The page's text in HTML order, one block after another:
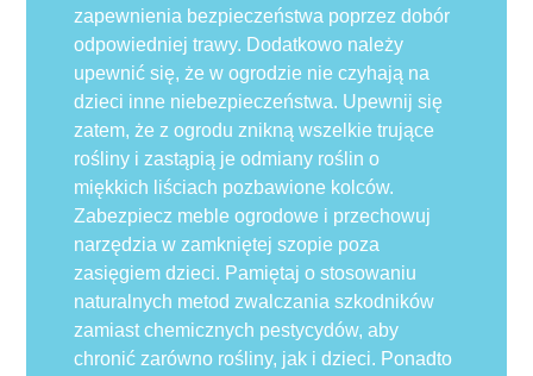
zapewnienia bezpieczeństwa poprzez dobór
odpowiedniej trawy. Dodatkowo należy
upewnić się, że w ogrodzie nie czyhają na
dzieci inne niebezpieczeństwa. Upewnij się
zatem, że z ogrodu znikną wszelkie trujące
rośliny i zastąpią je odmiany roślin o
miękkich liściach pozbawione kolców.
Zabezpiecz meble ogrodowe i przechowuj
narzędzia w zamkniętej szopie poza
zasięgiem dzieci. Pamiętaj o stosowaniu
naturalnych metod zwalczania szkodników
zamiast chemicznych pestycydów, aby
chronić zarówno rośliny, jak i dzieci. Ponadto